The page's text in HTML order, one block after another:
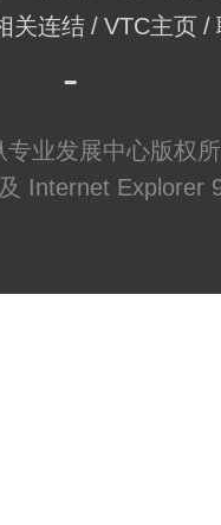
关连结 VTC主页
专业发展中心版权
Internet Explorer